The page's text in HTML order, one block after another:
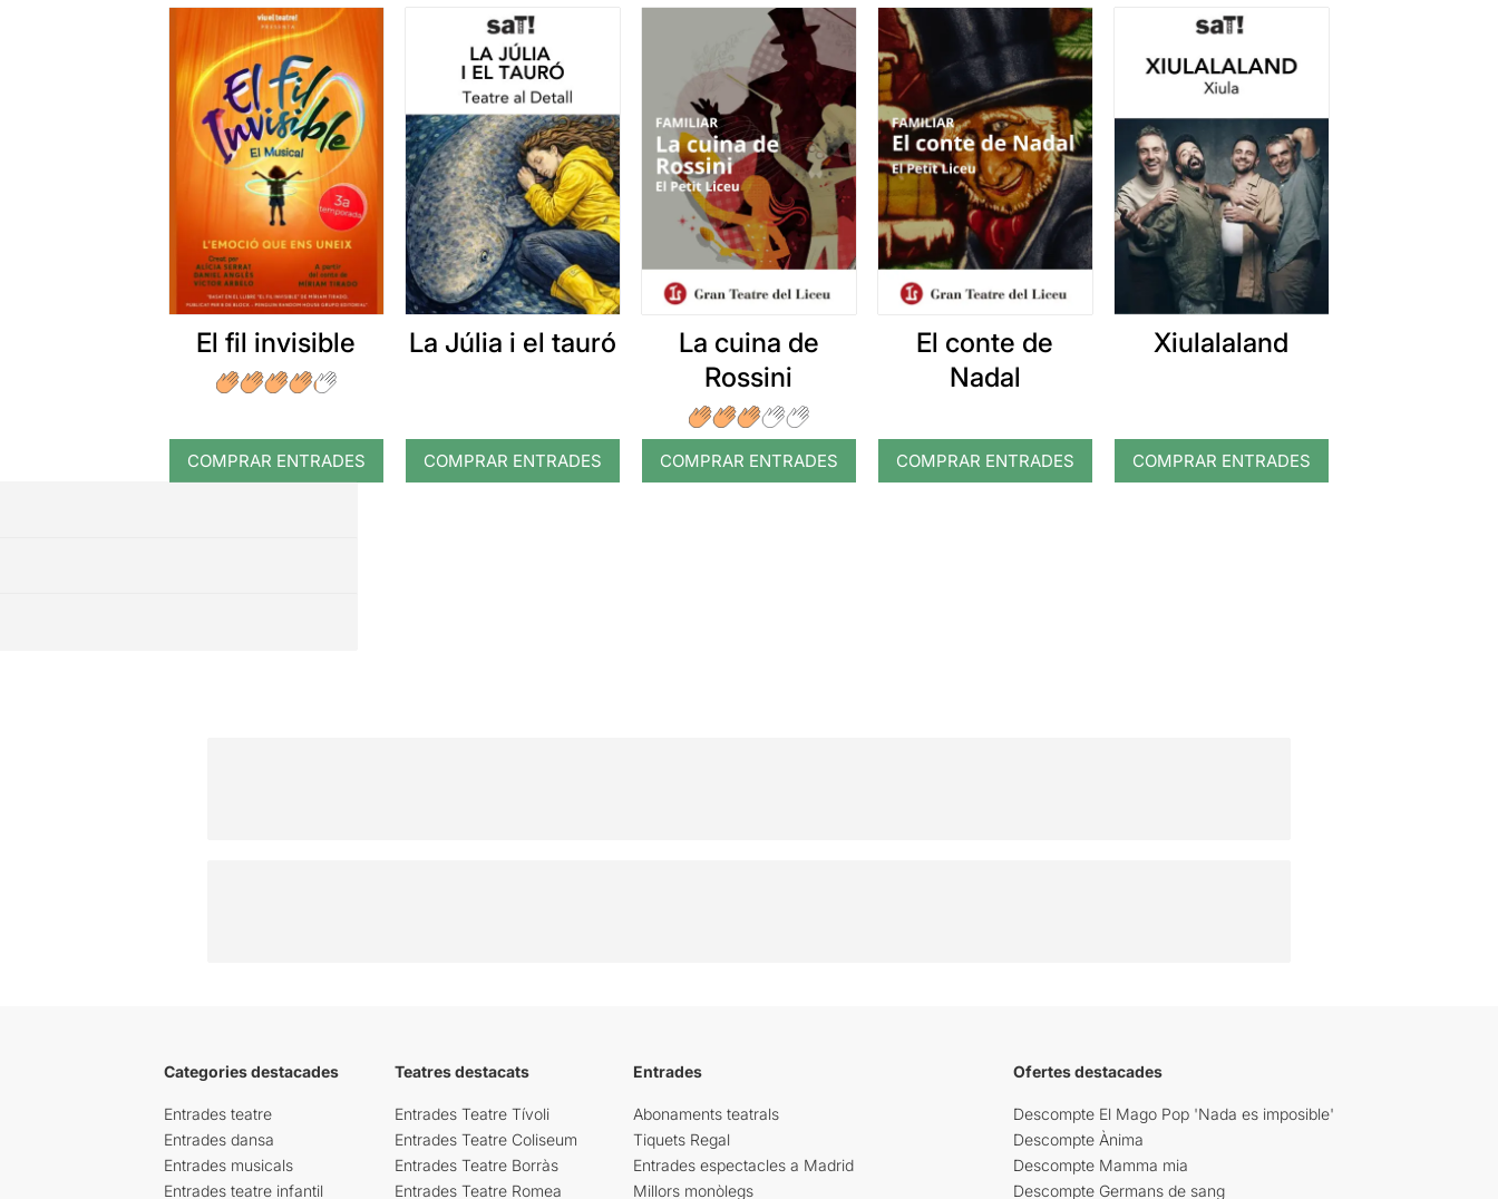
El fil invisible
COMPRAR ENTRADES
La Júlia i el tauró
COMPRAR ENTRADES
La cuina de
Rossini
COMPRAR ENTRADES
El conte de
Nadal
COMPRAR ENTRADES
Xiulalaland
COMPRAR ENTRADES
Categories destacades
Entrades teatre
Entrades dansa
Entrades musicals
Entrades teatre infantil
Teatres destacats
Entrades Teatre Tívoli
Entrades Teatre Coliseum
Entrades Teatre Borràs
Entrades Teatre Romea
Entrades
Abonaments teatrals
Tiquets Regal
Entrades espectacles a Madrid
Millors monòlegs
Ofertes destacades
Descompte El Mago Pop 'Nada es imposible'
Descompte Ànima
Descompte Mamma mia
Descompte Germans de sang